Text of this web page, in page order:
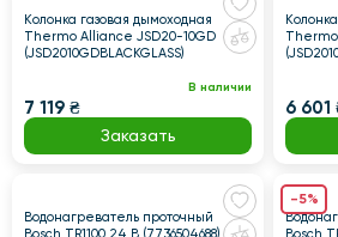
Колонка газовая дымоходная
Thermo Alliance JSD20-10GD
(JSD2010GDBLACKGLASS)
В наличии
7 119 ₴
Заказать
Thermo
6 601
Водонагреватель проточный
Bosch TR1100 24 B (7736504688)
-5%
Bosch